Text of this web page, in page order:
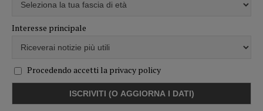
Interesse principale
Procedendo accetti la privacy policy